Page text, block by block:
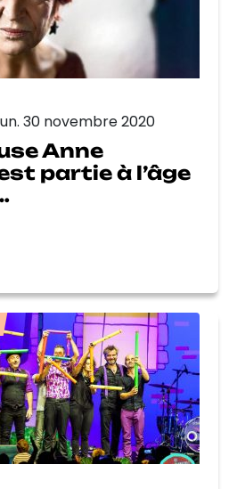
30 novembre 2020
Anne
partie à l’âge